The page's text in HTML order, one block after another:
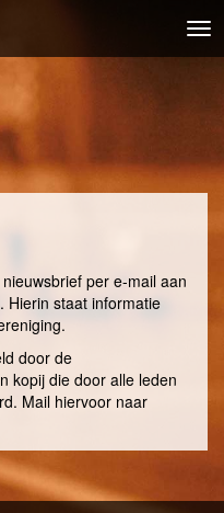
per e-mail aan
Hierin staat informatie
door de
kopij die door alle leden
Mail hiervoor naar